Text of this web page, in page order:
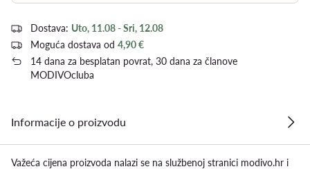
Dostava: Uto, 11.08 - Sri, 12.08
Moguća dostava od 4,90 €
14 dana za besplatan povrat, 30 dana za članove
MODIVOcluba
Informacije o proizvodu
Važeća cijena proizvoda nalazi se na službenoj stranici modivo.hr i